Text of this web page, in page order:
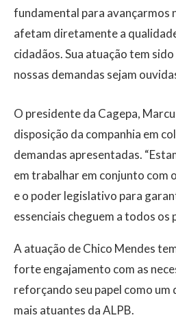
fundamental para avançarmos
afetam diretamente a
cidadãos. Sua atuação tem
nossas demandas sejam
O presidente da Cagepa,
disposição da companhia em
demandas apresentadas.
em trabalhar em conjunto com
e o poder legislativo para
essenciais cheguem a todos os
A atuação de Chico Mendes
forte engajamento com as
reforçando seu papel como um
mais atuantes da ALPB.